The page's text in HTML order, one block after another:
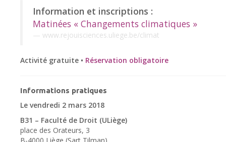
Information et inscriptions :
Matinées « Changements climatiques »
www.rejouisciences.uliege.be/climat
Activité gratuite • Réservation obligatoire
Informations pratiques
Le vendredi 2 mars 2018
B31 – Faculté de Droit (ULiège)
place des Orateurs, 3